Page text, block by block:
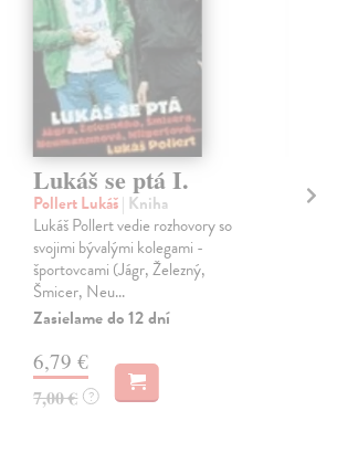
Lukáš se ptá I.
Pollert Lukáš| Kniha
Lukáš Pollert vedie rozhovory so
svojimi bývalými kolegami -
športovcami (Jágr, Železný,
Šmicer, Neu...
Zasielame do 12 dní
6,79 €
7,00 € ?